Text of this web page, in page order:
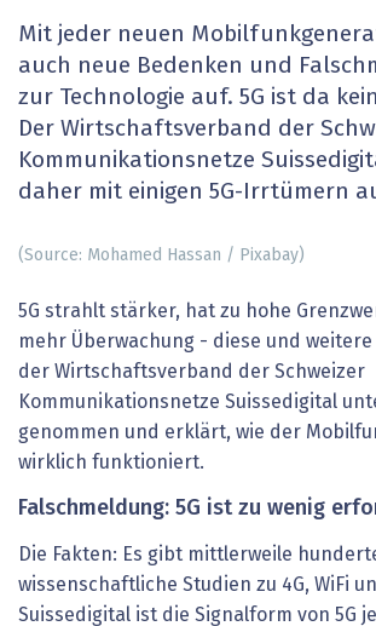
Mit jeder neuen
auch neue Bedenken und
zur Technologie auf. 5G ist da
Der Wirtschaftsverband der
Kommunikationsnetze
daher mit einigen 5G-Irrtümern
(Source: Mohamed Hassan / Pixabay)
5G strahlt stärker, hat zu hohe
mehr Überwachung - diese und weitere
der Wirtschaftsverband der Schweizer
Kommunikationsnetze Suissedigital
genommen und erklärt, wie der
wirklich funktioniert.
Falschmeldung: 5G ist zu wenig
Die Fakten: Es gibt mittlerweile
wissenschaftliche Studien zu 4G, WiFi
Suissedigital ist die Signalform von 5G